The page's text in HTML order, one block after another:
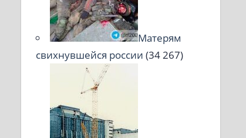
Матерям
свихнувшейся россии (34 267)